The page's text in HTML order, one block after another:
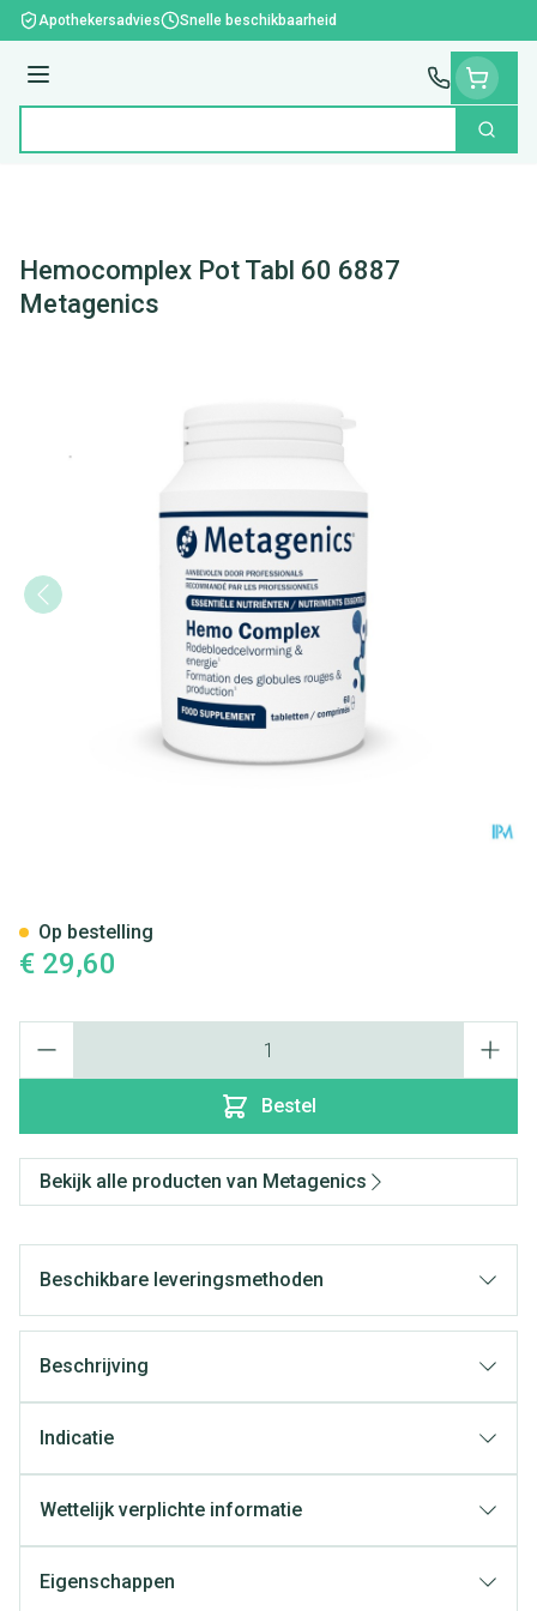
Ga naar de inhoud
Apothekersadvies Snelle beschikbaarheid
Menu
Zoek
Hemocomplex Pot Tabl 60 6887
Metagenics
€ 29,60
Bestel
Op bestelling
Bekijk alle producten van Metagenics
Beschikbare leveringsmethoden
Beschrijving
Indicatie
Wettelijk verplichte informatie
Eigenschappen